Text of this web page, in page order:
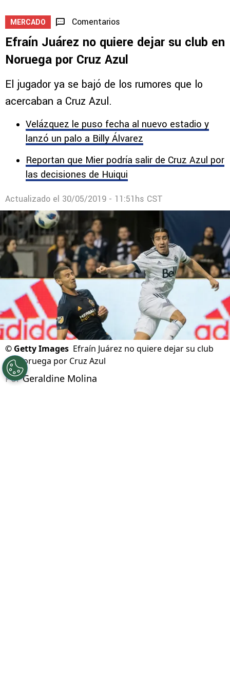
MERCADO Comentarios
Efraín Juárez no quiere dejar su club en
Noruega por Cruz Azul
El jugador ya se bajó de los rumores que lo
acercaban a Cruz Azul.
Velázquez le puso fecha al nuevo estadio y
lanzó un palo a Billy Álvarez
Reportan que Mier podría salir de Cruz Azul por
las decisiones de Huiqui
Actualizado el 30/05/2019 - 11:51hs CST
© Getty Images Efraín Juárez no quiere dejar su club
en Noruega por Cruz Azul
Por Geraldine Molina